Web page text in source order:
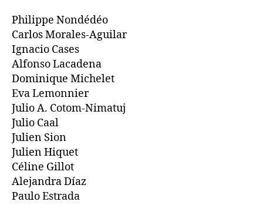
Philippe Nondédéo
Carlos Morales-Aguilar
Ignacio Cases
Alfonso Lacadena
Dominique Michelet
Eva Lemonnier
Julio A. Cotom-Nimatuj
Julio Caal
Julien Sion
Julien Hiquet
Céline Gillot
Alejandra Díaz
Paulo Estrada